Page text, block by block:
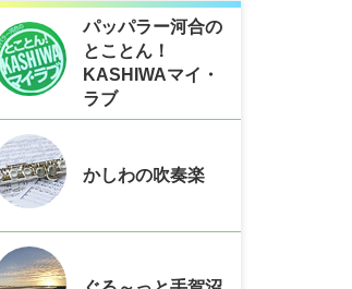
パッパラー河合の
とことん！
KASHIWAマイ・
ラブ
かしわの吹奏楽